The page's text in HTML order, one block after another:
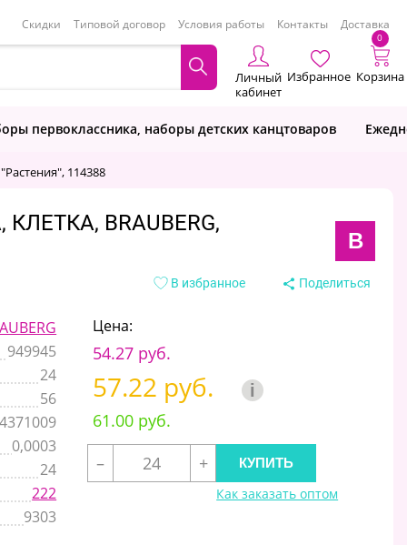
Скидки Типовой договор Условия работы Контакты Доставка
Личный
кабинет
Избранное
0
Корзина
первоклассника, наборы детских канцтоваров
114388
BRAUBERG,
B
В избранное Поделиться
949945
24
56
0,0003
24
222
9303
Цена:
54.27 руб.
57.22 руб. i
61.00 руб.
–
+
Как заказать оптом